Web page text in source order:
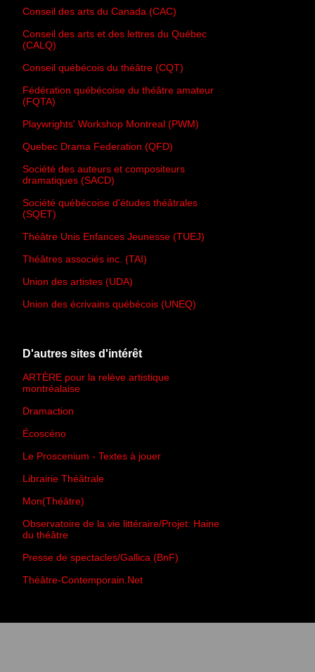
Conseil des arts du Canada (CAC)
Conseil des arts et des lettres du Québec
(CALQ)
Conseil québécois du théâtre (CQT)
Fédération québécoise du théâtre amateur
(FQTA)
Playwrights' Workshop Montreal (PWM)
Quebec Drama Federation (QFD)
Société des auteurs et compositeurs
dramatiques (SACD)
Société québécoise d'études théâtrales
(SQET)
Théâtre Unis Enfances Jeunesse (TUEJ)
Théâtres associés inc. (TAI)
Union des artistes (UDA)
Union des écrivains québécois (UNEQ)
D'autres sites d'intérêt
ARTÈRE pour la relève artistique
montréalaise
Dramaction
Écoscéno
Le Proscenium - Textes à jouer
Librairie Théâtrale
Mon(Théâtre)
Observatoire de la vie littéraire/Projet: Haine
du théâtre
Presse de spectacles/Gallica (BnF)
Théâtre-Contemporain.Net